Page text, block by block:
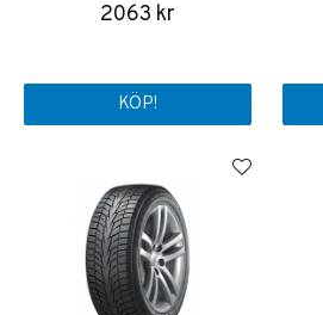
2063 kr
KÖP!